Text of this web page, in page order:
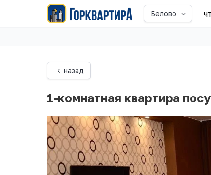
Белово
назад
1-комнатная квартира